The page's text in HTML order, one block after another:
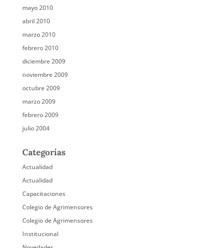
mayo 2010
abril 2010
marzo 2010
febrero 2010
diciembre 2009
noviembre 2009
octubre 2009
marzo 2009
febrero 2009
julio 2004
Categorías
Actualidad
Actualidad
Capacitaciones
Colegio de Agrimensores
Colegio de Agrimensores
Institucional